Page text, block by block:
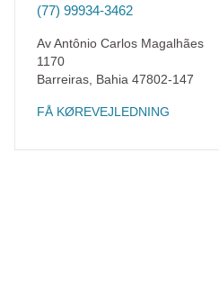
(77) 99934-3462
Av Antônio Carlos Magalhães
1170
Barreiras Bahia 47802-147
FÅ KØREVEJLEDNING